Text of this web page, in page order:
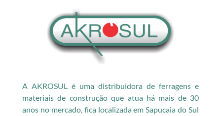
A AKROSUL é uma distribuidora de ferragens e
materiais de construção que atua há mais de 30
anos no mercado, fica localizada em Sapucaia do Sul